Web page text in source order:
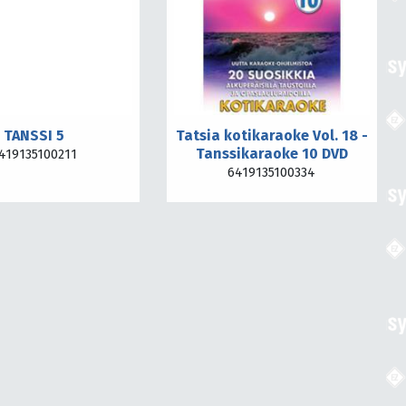
TANSSI 5
Tatsia kotikaraoke Vol. 18 -
Tanssikaraoke 10 DVD
6419135100334